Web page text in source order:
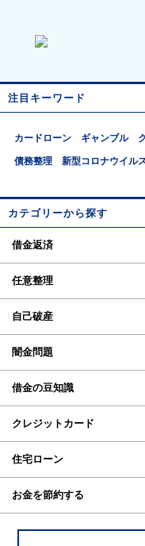
注目キーワード
カードローン ギャンブル
債務整理 新型コロナウイル
カテゴリーから探す
借金返済
任意整理
自己破産
闇金問題
借金の豆知識
クレジットカード
住宅ローン
お金を節約する